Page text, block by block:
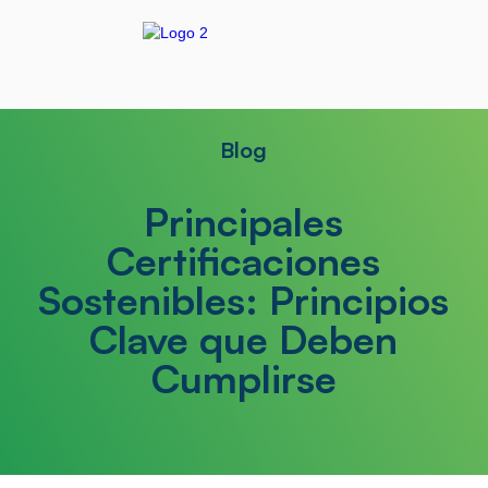
Blog
Principales
Certificaciones
Sostenibles: Principios
Clave que Deben
Cumplirse